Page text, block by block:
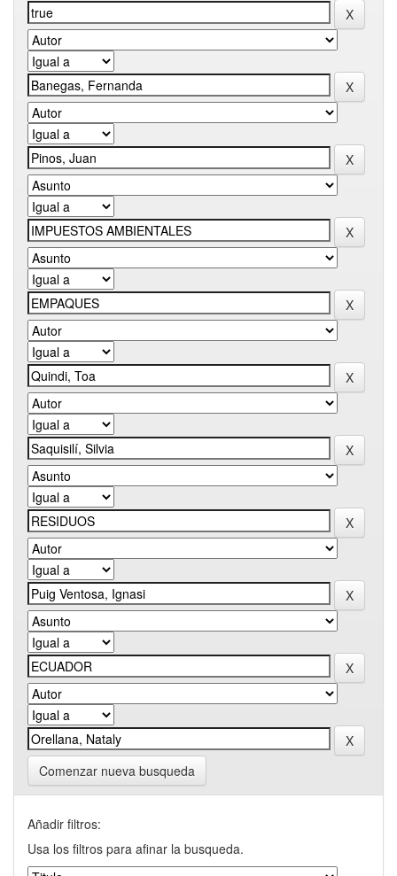
Comenzar nueva busqueda
Añadir filtros:
Usa los filtros para afinar la busqueda.